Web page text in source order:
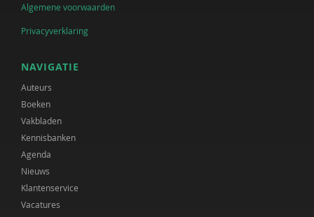
Algemene voorwaarden
Privacyverklaring
NAVIGATIE
Auteurs
Boeken
Vakbladen
Kennisbanken
Agenda
Nieuws
Klantenservice
Vacatures